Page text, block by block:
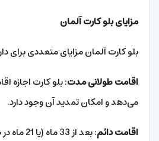
مزایای بلو کارت آلمان
بلو کارت آلمان مزایای متعددی برای
اقامت طولانی مدت: بلو کارت اجازه
می‌دهد و امکان تمدید آن وجود دارد.
اقامت دائم
: بعد از